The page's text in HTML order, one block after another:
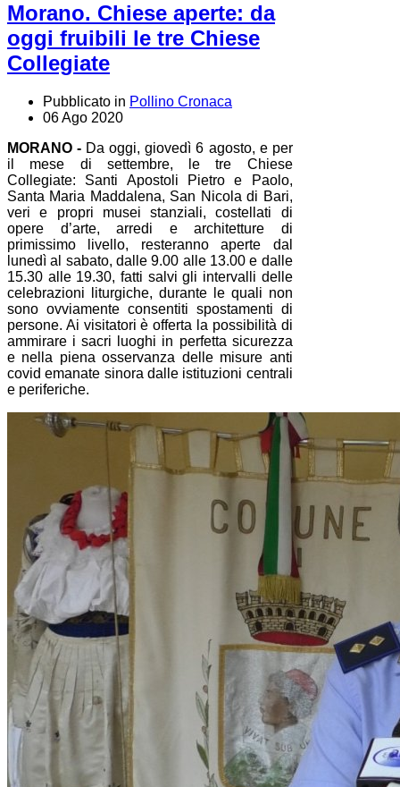
Morano. Chiese aperte: da
oggi fruibili le tre Chiese
Collegiate
Pubblicato in Pollino Cronaca
06 Ago 2020
MORANO - Da oggi, giovedì 6 agosto, e per
il mese di settembre, le tre Chiese
Collegiate: Santi Apostoli Pietro e Paolo,
Santa Maria Maddalena, San Nicola di Bari,
veri e propri musei stanziali, costellati di
opere d’arte, arredi e architetture di
primissimo livello, resteranno aperte dal
lunedì al sabato, dalle 9.00 alle 13.00 e dalle
15.30 alle 19.30, fatti salvi gli intervalli delle
celebrazioni liturgiche, durante le quali non
sono ovviamente consentiti spostamenti di
persone. Ai visitatori è offerta la possibilità di
ammirare i sacri luoghi in perfetta sicurezza
e nella piena osservanza delle misure anti
covid emanate sinora dalle istituzioni centrali
e periferiche.